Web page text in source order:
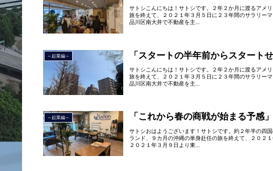
サトシこんにちは！サトシです。２年２か月に渡るアメ
旅を終えて、２０２１年３月５日に２３年間のサラリー
品川区南大井で不動産を主...
～起業編～ 「スタートの半年前からスタートせ
サトシこんにちは！サトシです。２年２か月に渡るアメ
旅を終えて、２０２１年３月５日に２３年間のサラリー
品川区南大井で不動産を主...
～起業編～ 「これから春の商戦が始まる予感」
サトシおはようございます！サトシです。約２年半の四
ランド、９カ月の沖縄の単身赴任の旅を終えて、２０２
２０２１年３月９日より東...